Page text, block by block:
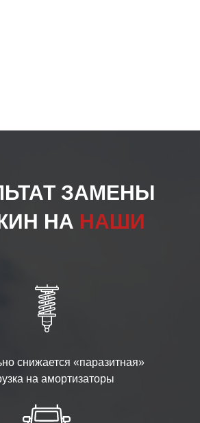
ЗАМЕНЫ
НА НАШИ
снижается «паразитная»
на амортизаторы